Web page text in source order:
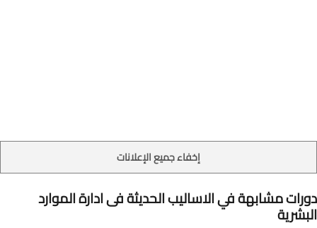
إخفاء جميع الإعلانات
دورات مشابهة في الاساليب الحديثة فى ادارة الموارد
البشرية